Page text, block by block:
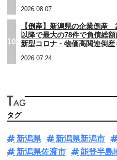
2026.08.07
10
【倒産】新潟県の企業倒産
以降で最大の78件で負債総
新型コロナ・物価高関連倒産
2026.07.24
タグ
新潟県 新潟県新潟市
新潟県佐渡市
能登半島